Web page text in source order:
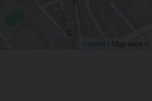
Leaflet | Map data ©